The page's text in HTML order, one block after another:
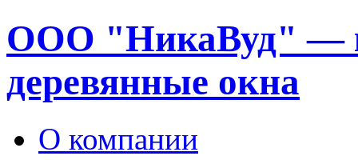
ООО "НикаВуд" —
деревянные окна
О компании